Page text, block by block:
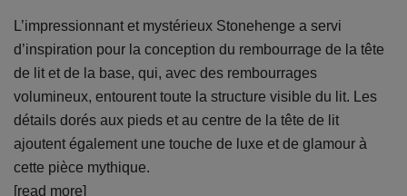
L’impressionnant et mystérieux Stonehenge a servi
d’inspiration pour la conception du rembourrage de la tête
de lit et de la base, qui, avec des rembourrages
volumineux, entourent toute la structure visible du lit. Les
détails dorés aux pieds et au centre de la tête de lit
ajoutent également une touche de luxe et de glamour à
cette pièce mythique.
[read more]